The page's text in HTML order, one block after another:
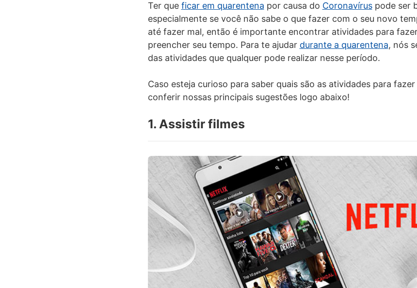
Ter que ficar em quarentena por causa do Coronavíruspode ser
especialmente se você não sabe o que fazer com o seu novo
até fazer mal, então é importante encontrar atividades para
preencher seu tempo. Para te ajudar durante a quarentena, nós
das atividades que qualquer pode realizar nesse período.
Caso esteja curioso para saber quais são as atividades para
conferir nossas principais sugestões logo abaixo!
1. Assistir filmes